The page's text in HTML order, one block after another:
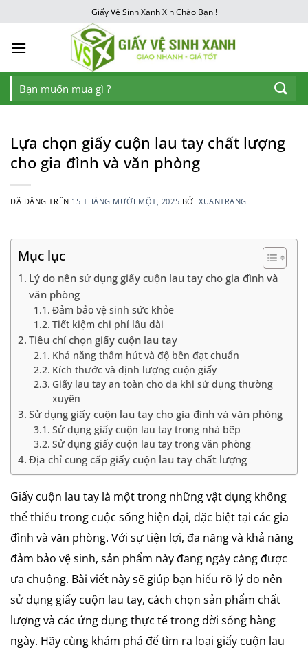
đến
nội
Giấy Vệ Sinh Xanh Xin Chào Bạn !
Tìm
kiếm:
Lựa chọn giấy cuộn lau tay chất lượng
cho gia đình và văn phòng
ĐÃ ĐĂNG TRÊN 15 THÁNG MƯỜI MỘT, 2025 BỞI XUANTRANG
Mục lục
Lý do nên sử dụng giấy cuộn lau tay cho gia đình và
văn phòng
Đảm bảo vệ sinh sức khỏe
Tiết kiệm chi phí lâu dài
Tiêu chí chọn giấy cuộn lau tay
Khả năng thấm hút và độ bền đạt chuẩn
Kích thước và định lượng cuộn giấy
Giấy lau tay an toàn cho da khi sử dụng thường
xuyên
Sử dụng giấy cuộn lau tay cho gia đình và văn phòng
Sử dụng giấy cuộn lau tay trong nhà bếp
Sử dụng giấy cuộn lau tay trong văn phòng
Địa chỉ cung cấp giấy cuộn lau tay chất lượng
Giấy cuộn lau tay là một trong những vật dụng không
thể thiếu trong cuộc sống hiện đại, đặc biệt tại các gia
đình và văn phòng. Với sự tiện lợi, đa năng và khả năng
đảm bảo vệ sinh, sản phẩm này đang ngày càng được
ưa chuộng. Bài viết này sẽ giúp bạn hiểu rõ lý do nên
sử dụng giấy cuộn lau tay, cách chọn sản phẩm chất
lượng và các ứng dụng thực tế trong đời sống hàng
ngày. Hãy cùng khám phá để tìm ra loại giấy cuộn lau